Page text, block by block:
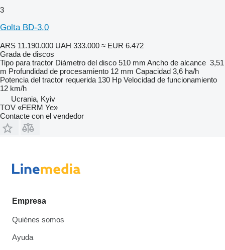
3
Golta BD-3,0
ARS 11.190.000 UAH 333.000 ≈ EUR 6.472
Grada de discos
Tipo para tractor Diámetro del disco 510 mm Ancho de alcance 3,51
m Profundidad de procesamiento 12 mm Capacidad 3,6 ha/h
Potencia del tractor requerida 130 Hp Velocidad de funcionamiento
12 km/h
Ucrania, Kyiv
TOV «FERM Ye»
Contacte con el vendedor
Empresa
Quiénes somos
Ayuda